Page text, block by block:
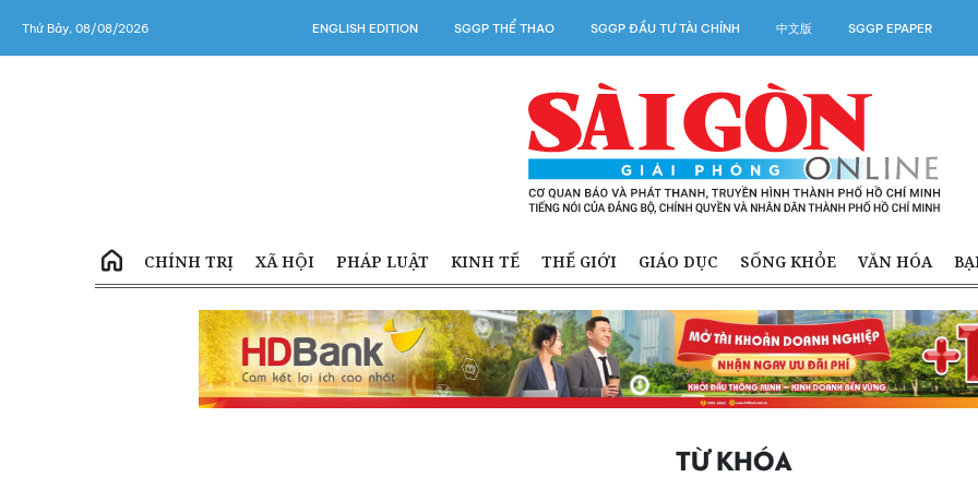
Thứ Bảy, 08/08/2026 ENGLISH EDITION SGGP THỂ THAO SGGP ĐẦU TƯ TÀI CHÍNH 中文版 SGGP EPAPER
CHÍNH TRỊ XÃ HỘI PHÁP LUẬT KINH TẾ THẾ GIỚI GIÁO DỤC SỐNG KHỎE VĂN HÓA
TỪ KHÓA